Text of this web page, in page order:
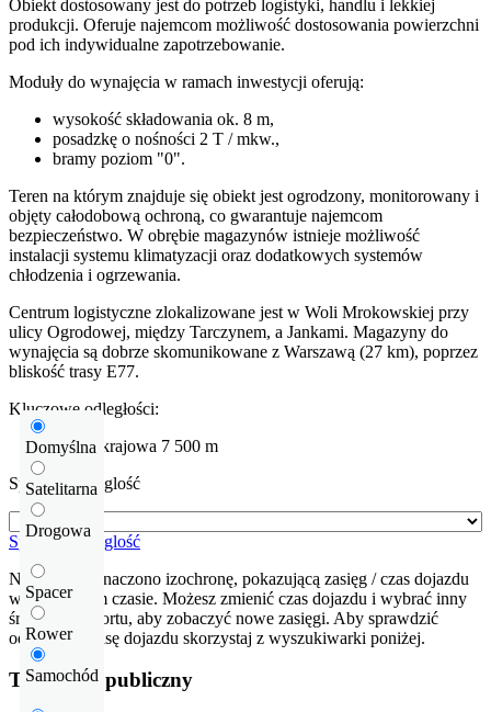
Obiekt dostosowany jest do potrzeb logistyki, handlu i lekkiej
produkcji. Oferuje najemcom możliwość dostosowania powierzchni
pod ich indywidualne zapotrzebowanie.
Moduły do wynajęcia w ramach inwestycji oferują:
wysokość składowania ok. 8 m,
posadzkę o nośności 2 T / mkw.,
bramy poziom "0".
Teren na którym znajduje się obiekt jest ogrodzony, monitorowany i
objęty całodobową ochroną, co gwarantuje najemcom
bezpieczeństwo. W obrębie magazynów istnieje możliwość
instalacji systemu klimatyzacji oraz dodatkowych systemów
chłodzenia i ogrzewania.
Centrum logistyczne zlokalizowane jest w Woli Mrokowskiej przy
ulicy Ogrodowej, między Tarczynem, a Jankami. Magazyny do
wynajęcia są dobrze skomunikowane z Warszawą (27 km), poprzez
bliskość trasy E77.
Domyślna
Satelitarna
Drogowa
Spacer
Rower
Samochód
Kluczowe odległości:
Droga krajowa 7 500 m
Sprawdź odleglość
Sprawdź odleglość
Na mapie zaznaczono izochronę, pokazującą zasięg / czas dojazdu
w określonym czasie. Możesz zmienić czas dojazdu i wybrać inny
środek transportu, aby zobaczyć nowe zasięgi. Aby sprawdzić
odłegłość i trasę dojazdu skorzystaj z wyszukiwarki poniżej.
Transport publiczny